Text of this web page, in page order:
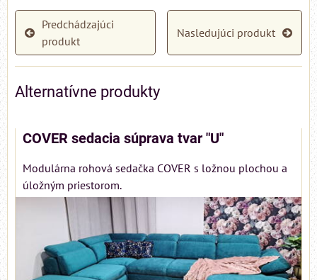
Predchádzajúci
produkt
Nasledujúci produkt
Alternatívne produkty
COVER sedacia súprava tvar "U"
Modulárna rohová sedačka COVER s ložnou plochou a
úložným priestorom.